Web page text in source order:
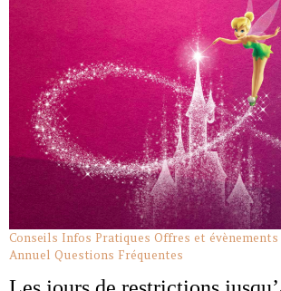
Conseils Infos Pratiques Offres et évènements
Annuel Questions Fréquentes